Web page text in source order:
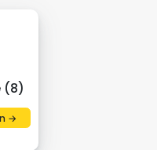
(8)
→